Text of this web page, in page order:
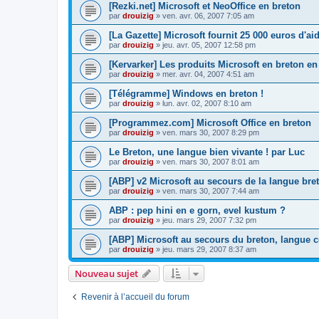
[Rezki.net] Microsoft et NeoOffice en breton
par drouizig » ven. avr. 06, 2007 7:05 am
[La Gazette] Microsoft fournit 25 000 euros
par drouizig » jeu. avr. 05, 2007 12:58 pm
[Kervarker] Les produits Microsoft en breton
par drouizig » mer. avr. 04, 2007 4:51 am
[Télégramme] Windows en breton !
par drouizig » lun. avr. 02, 2007 8:10 am
[Programmez.com] Microsoft Office en breton
par drouizig » ven. mars 30, 2007 8:29 pm
Le Breton, une langue bien vivante ! par Luc
par drouizig » ven. mars 30, 2007 8:01 am
[ABP] v2 Microsoft au secours de la langue
par drouizig » ven. mars 30, 2007 7:44 am
ABP : pep hini en e gorn, evel kustum ?
par drouizig » jeu. mars 29, 2007 7:32 pm
[ABP] Microsoft au secours du breton, langue
par drouizig » jeu. mars 29, 2007 8:37 am
Nouveau sujet
Revenir à l’accueil du forum